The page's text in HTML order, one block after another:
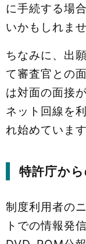
に手続する場
いかもしれませ
ちなみに、出
て審査官との
は対面の面接
ネット回線を
れ始めています
特許庁か
制度利用者の
トでの情報発